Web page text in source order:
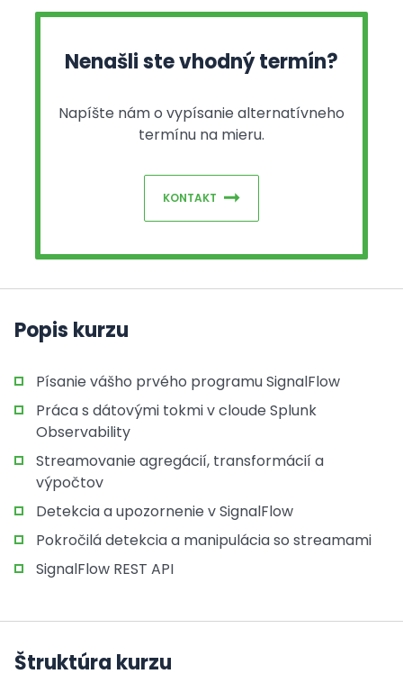
Nenašli ste vhodný termín?
Napíšte nám o vypísanie alternatívneho
termínu na mieru.
KONTAKT
Popis kurzu
Písanie vášho prvého programu SignalFlow
Práca s dátovými tokmi v cloude Splunk
Observability
Streamovanie agregácií, transformácií a
výpočtov
Detekcia a upozornenie v SignalFlow
Pokročilá detekcia a manipulácia so streamami
SignalFlow REST API
Štruktúra kurzu